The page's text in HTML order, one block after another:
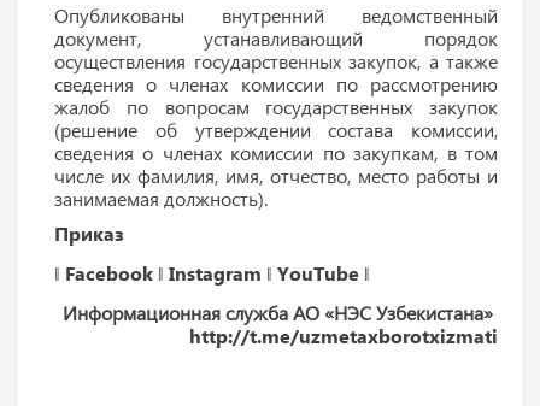
Опубликованы внутренний ведомственный
документ, устанавливающий порядок
осуществления государственных закупок, а также
сведения о членах комиссии по рассмотрению
жалоб по вопросам государственных закупок
(решение об утверждении состава комиссии,
сведения о членах комиссии по закупкам, в том
числе их фамилия, имя, отчество, место работы и
занимаемая должность).
Приказ
‖ Facebook ‖ Instagram ‖ YouTube ‖
Информационная служба АО «НЭС Узбекистана»
http://t.me/uzmetaxborotxizmati